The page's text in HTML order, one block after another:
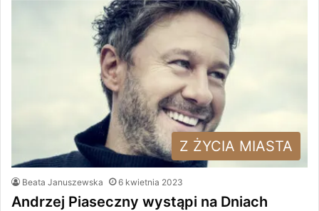
Z ŻYCIA MIASTA
Beata Januszewska 6 kwietnia 2023
Andrzej Piaseczny wystąpi na Dniach